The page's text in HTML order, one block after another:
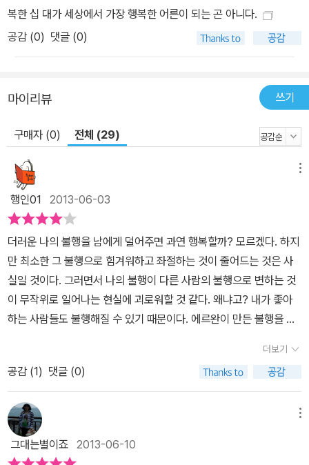
복한 십 대가 세상에서 가장 행복한 어른이 되는 곤 아니다.
공감 (0) 댓글 (0)
마이리뷰 쓰기
구매자 (0) 전체 (29)
행인01 2013-06-03
더러운 나의 불행을 남에게 덜어주면 과연 행복할까? 모르겠다. 하지
만 최소한 그 불행으로 힘겨워하고 좌절하는 것이 줄어드는 것은 사
실일 것이다. 그러면서 나의 불행이 다른 사람의 불행으로 변하는 것
이 무작위로 일어나는 현실에 괴로워할 것 같다. 왜냐고? 내가 좋아
하는 사람들도 불행해질 수 있기 때문이다. 에르완이 만든 불행을 공
지 않는 발명품이지만. 원제는 ‘부적응자 클럽’이다. 4명의 중학생이
주인공이다. 나, 바카리, 프레드, 에르완. 이들은 언제나 함께 몰려다
닌다. 바카리는 수학과 물리에 미쳐 있고, 프레드는 전자 기타를 치고
노래를 만들고, 에르완은 뭐든지 기가 막히게 만들어낸다. 그럼 나
는? 사실 여기에 대해서는 별다른 내용이 없다. 하지만 이야기를 이
끌어나가고 가장 능동적으로 사건에 대처하고 친구를 진심으로 걱정
더보기
공감 (1) 댓글 (0)
그대는별이죠 2013-06-10